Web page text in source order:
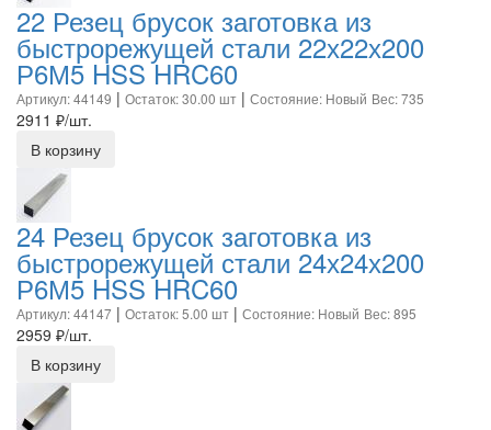
22 Резец брусок заготовка из
быстрорежущей стали 22х22х200
Р6М5 HSS HRC60
Артикул: 44149 | Остаток: 30.00 шт | Состояние: Новый Вес: 735
2911 ₽/шт.
В корзину
24 Резец брусок заготовка из
быстрорежущей стали 24х24х200
Р6М5 HSS HRC60
Артикул: 44147 | Остаток: 5.00 шт | Состояние: Новый Вес: 895
2959 ₽/шт.
В корзину